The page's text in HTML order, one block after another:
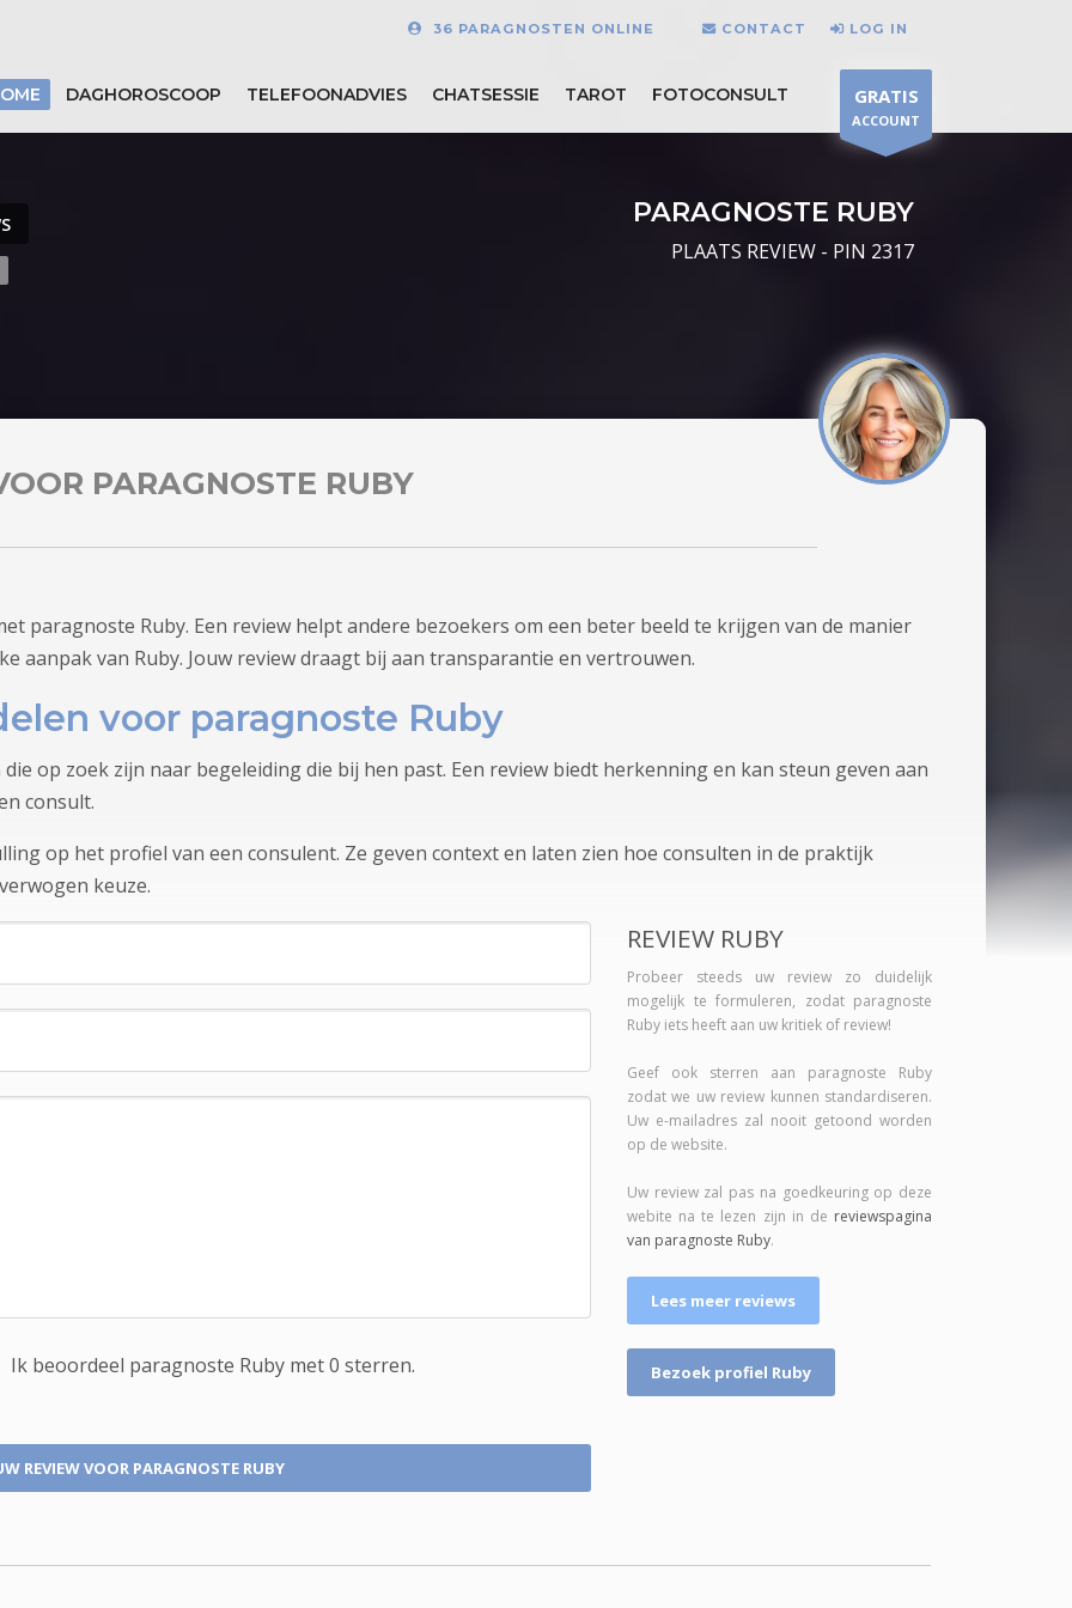
36 PARAGNOSTEN ONLINE CONTACT LOG IN
DAGHOROSCOOP TELEFOONADVIES CHATSESSIE TAROT FOTOCONSULT GRATIS
ACCOUNT
PARAGNOSTE RUBY
PLAATS REVIEW - PIN 2317
PARAGNOSTE RUBY
paragnoste Ruby. Een review helpt andere bezoekers om een beter beeld te krijgen van de manier
aanpak van Ruby. Jouw review draagt bij aan transparantie en vertrouwen.
voor paragnoste Ruby
op zoek zijn naar begeleiding die bij hen past. Een review biedt herkenning en kan steun geven aan
consult.
op het profiel van een consulent. Ze geven context en laten zien hoe consulten in de praktijk
keuze.
beoordeel paragnoste Ruby met0 sterren.
REVIEW VOOR PARAGNOSTE RUBY
REVIEW RUBY
Probeer steeds uw review zo duidelijk
mogelijk te formuleren, zodat paragnoste
Ruby iets heeft aan uw kritiek of review!
Geef ook sterren aan paragnoste Ruby
zodat we uw review kunnen standardiseren.
Uw e-mailadres zal nooit getoond worden
op de website.
Uw review zal pas na goedkeuring op deze
webite na te lezen zijn in de reviewspagina
van paragnoste Ruby.
Lees meer reviews
Bezoek profiel Ruby